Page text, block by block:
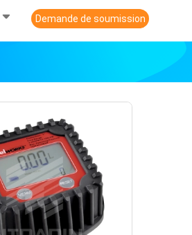
Demande de soumission